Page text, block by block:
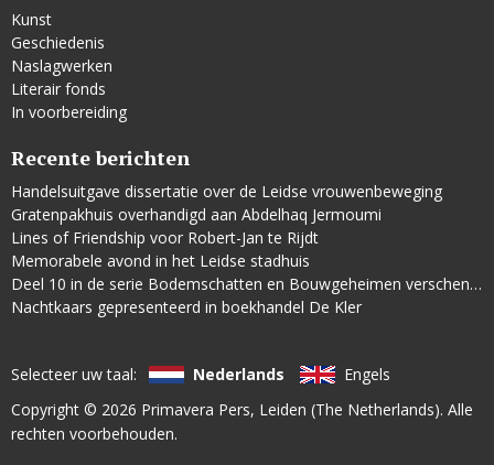
Kunst
Geschiedenis
Naslagwerken
Literair fonds
In voorbereiding
Recente berichten
Handelsuitgave dissertatie over de Leidse vrouwenbeweging
Gratenpakhuis overhandigd aan Abdelhaq Jermoumi
Lines of Friendship voor Robert-Jan te Rijdt
Memorabele avond in het Leidse stadhuis
Deel 10 in de serie Bodemschatten en Bouwgeheimen verschenen
Nachtkaars gepresenteerd in boekhandel De Kler
Selecteer uw taal: Nederlands
Engels
Copyright © 2026 Primavera Pers, Leiden (The Netherlands). Alle
rechten voorbehouden.